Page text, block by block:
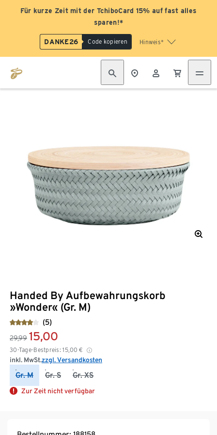
Für kurze Zeit mit der TchiboCard 15% auf fast alles
sparen!*
DANKE26 Code kopieren Hinweis*
Handed By Aufbewahrungskorb
»Wonder« (Gr. M)
(5)
29,99 15,00
30-Tage-Bestpreis: 15,00 €
inkl. MwSt.zzgl. Versandkosten
Gr. M Gr. S Gr. XS
Zur Zeit nicht verfügbar